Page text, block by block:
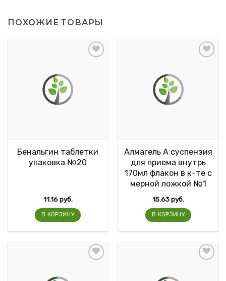
ПОХОЖИЕ ТОВАРЫ
Бенальгин таблетки
упаковка №20
11.16руб.
В КОРЗИНУ
Алмагель А суспензия
для приема внутрь
170мл флакон в к-те с
мерной ложкой №1
15.63руб.
В КОРЗИНУ